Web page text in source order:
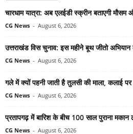
चारधाम यात्रा: अब एलईडी स्क्रीन बताएगी मौसम
CG News - August 6, 2026
उत्तराखंड विस चुनाव: इस महीने बूथ जीतो अभियान
CG News - August 6, 2026
गले में क्यों पहनी जाती है तुलसी की माला, कलाई पर
CG News - August 6, 2026
प्रतापगढ़ में बारिश के बीच 100 साल पुराना मकान
CG News - August 6, 2026